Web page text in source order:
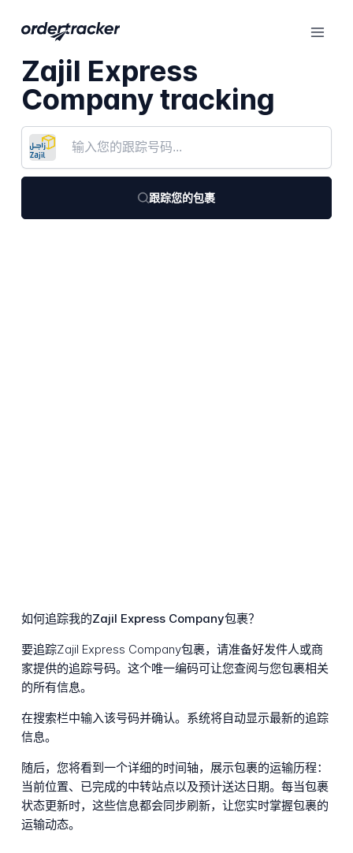
Zajil Express
Company tracking
跟踪您的包裹
如何追踪我的Zajil Express Company包裹？
要追踪Zajil Express Company包裹，请准备好发件人或商
家提供的追踪号码。这个唯一编码可让您查阅与您包裹相关
的所有信息。
在搜索栏中输入该号码并确认。系统将自动显示最新的追踪
信息。
随后，您将看到一个详细的时间轴，展示包裹的运输历程：
当前位置、已完成的中转站点以及预计送达日期。每当包裹
状态更新时，这些信息都会同步刷新，让您实时掌握包裹的
运输动态。